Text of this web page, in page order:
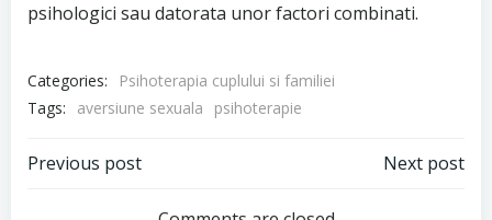
psihologici sau datorata unor factori combinati.
Categories:
Psihoterapia cuplului si familiei
Tags:
aversiune sexuala psihoterapie
Post
Previous post Next post